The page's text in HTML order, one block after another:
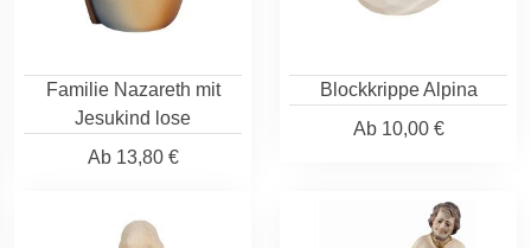
Familie Nazareth mit
Jesukind lose
Ab13,80 €
Blockkrippe Alpina
Ab10,00 €